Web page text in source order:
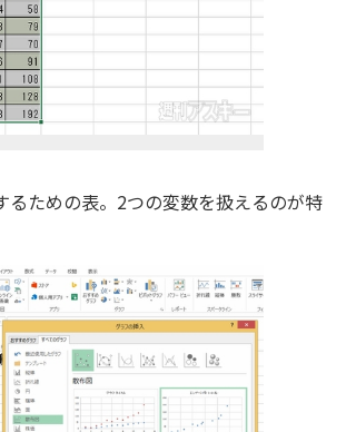
ための表。2つの変数を扱えるのが特